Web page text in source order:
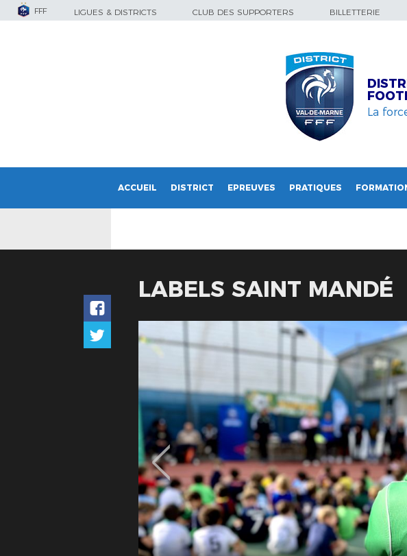
FFF LIGUES & DISTRICTS CLUB DES SUPPORTERS BILLETTERIE
La
ACCUEIL DISTRICT EPREUVES PRATIQUES
LABELS SAINT MANDÉ